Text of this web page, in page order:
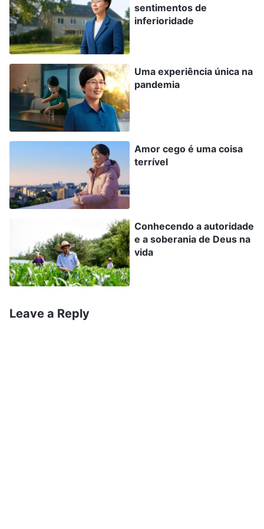
sido revelada como uma falsa líder. Se
permanecesse em seus deveres, ela só
interromperia e obstruiria o trabalho da igreja e
atrasaria a entrada dos irmãos na vida. Então,
mais uma vez, comunguei com os diáconos a
questão de substituí-la. Depois da minha
comunhão, os diáconos ficaram em silencio, mas
pude ver que ainda não concordavam com a
demissão dela. Naquele momento, hesitei: “Se eu
insistir no meu ponto de vista aqui e continuar a
comungar a verdade e discernir Lin Xin, esses
diáconos dirão que eu sou arrogante e arbitrária
demais e que não aceito a opinião de outros? Se
eu estragar meu relacionamento com esses
diáconos logo ao chegar, o resto do meu
parei de comungar com os diáconos os
sentimentos de
inferioridade
Uma experiência única na
pandemia
Amor cego é uma coisa
terrível
Conhecendo a autoridade
e a soberania de Deus na
vida
Leave a Reply